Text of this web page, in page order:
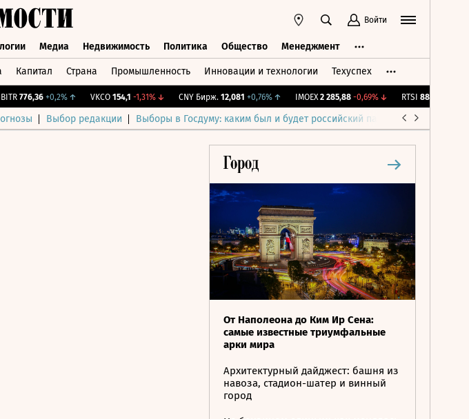
Войти
Медиа Недвижимость Политика Общество Менеджмент
Капитал Страна Промышленность Инновации и технологии Техуспех
776,36 +0,2%↑ VKCO 154,1 -1,31%↓ CNY Бирж. 12,081 +0,76%↑ IMOEX 2 285,88 -0,69%↓ RTSI 884,56
Выбор редакции Выборы в Госдуму: каким был и будет российский парламент
От Наполеона до Ким Ир Сена:
самые известные триумфальные
арки мира
Архитектурный дайджест: башня из
навоза, стадион-шатер и винный
город